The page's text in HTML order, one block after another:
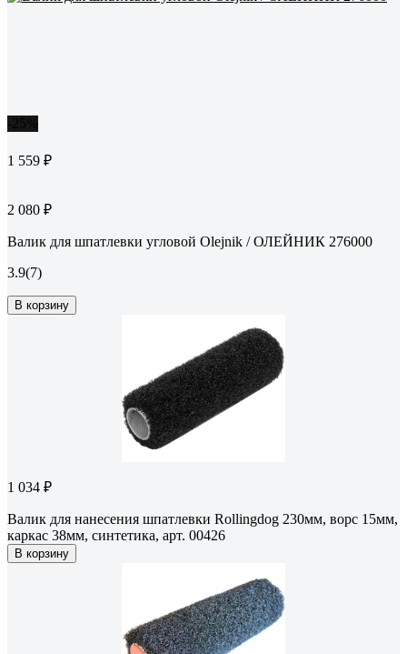
1 559 ₽
2 080 ₽
Валик для шпатлевки угловой Olejnik / ОЛЕЙНИК 276000
3.9(7)
В корзину
1 034 ₽
Валик для нанесения шпатлевки Rollingdog 230мм, ворс 15мм,
каркас 38мм, синтетика, арт. 00426
В корзину